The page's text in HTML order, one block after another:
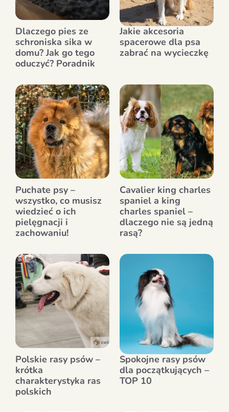
Dlaczego pies ze
schroniska sika w
domu? Jak go tego
oduczyć? Poradnik
Jakie akcesoria
spacerowe dla psa
zabrać na wycieczkę
Puchate psy –
wszystko, co musisz
wiedzieć o ich
pielęgnacji i
zachowaniu!
Cavalier king charles
spaniel a king
charles spaniel –
dlaczego nie są jedną
rasą?
Polskie rasy psów –
krótka
charakterystyka ras
polskich
Spokojne rasy psów
dla początkujących –
TOP 10